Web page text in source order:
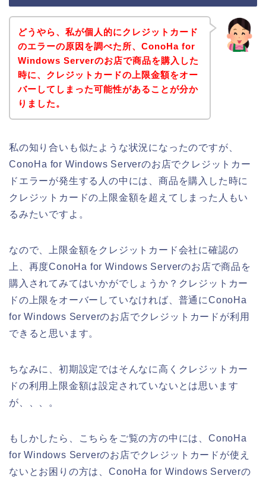
どうやら、私が個人的にクレジットカード
のエラーの原因を調べた所、ConoHa for
Windows Serverのお店で商品を購入した
時に、クレジットカードの上限金額をオー
バーしてしまった可能性があることが分か
りました。
私の知り合いも似たような状況になったのですが、
ConoHa for Windows Serverのお店でクレジットカー
ドエラーが発生する人の中には、商品を購入した時に
クレジットカードの上限金額を超えてしまった人もい
るみたいですよ。
なので、上限金額をクレジットカード会社に確認の
上、再度ConoHa for Windows Serverのお店で商品を
購入されてみてはいかがでしょうか？クレジットカー
ドの上限をオーバーしていなければ、普通にConoHa
for Windows Serverのお店でクレジットカードが利用
できると思います。
ちなみに、初期設定ではそんなに高くクレジットカー
ドの利用上限金額は設定されていないとは思います
が、、、。
もしかしたら、こちらをご覧の方の中には、ConoHa
for Windows Serverのお店でクレジットカードが使え
ないとお困りの方は、ConoHa for Windows Serverの